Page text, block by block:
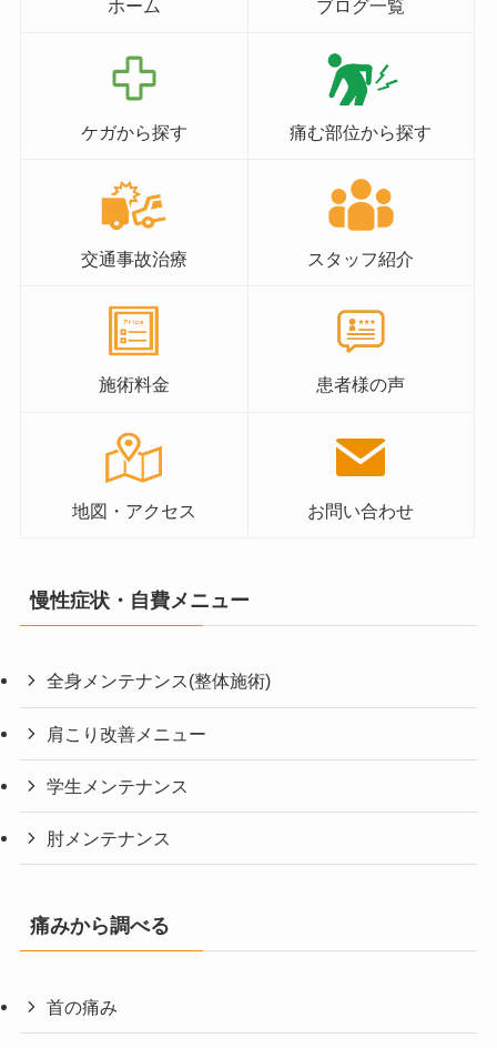
ホーム ブログ一覧
ケガから探す 痛む部位から探す
交通事故治療 スタッフ紹介
施術料金 患者様の声
地図・アクセス お問い合わせ
慢性症状・自費メニュー
全身メンテナンス(整体施術)
肩こり改善メニュー
学生メンテナンス
肘メンテナンス
痛みから調べる
首の痛み